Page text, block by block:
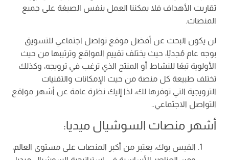
تقاربت الأهداف فلا يمكننا العمل بنفس الصيغة على جميع
المنصات.
لن يكون البحث عن أفضل موقع تواصل اجتماعي للتسويق
بوجه عام مُجديًا، حيث يختلف تقييم المواقع وترتيبها من حيث
الأولوية تبعًا للنشاط أو المنتج الذي ترغب في ترويجه، وكذلك
تختلف طبيعة كل منصة من حيث الإمكانات والتقنيات
الترويجية التي توفرها لك، لذا إليك نظرة عامة عن أشهر مواقع
التواصل الاجتماعي..
أشهر منصات السوشيال ميديا:
الفيس بوك، يعتبر من أكبر المنصات على مستوى العالم،